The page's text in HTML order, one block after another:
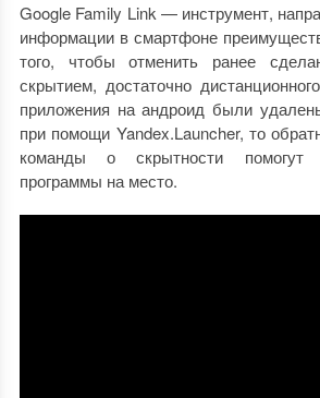
Google Family Link — инструмент,
информации в смартфоне
того, чтобы отменить ранее
скрытием, достаточно
приложения на андроид были
при помощи Yandex.Launcher, то
команды о скрытности помогут
программы на место.